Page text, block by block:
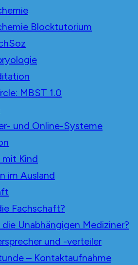
Blocktutorium
MBST 1.0
und Online-Systeme
Kind
im Ausland
Fachschaft?
die Unabhängigen Mediziner?
und -verteiler
– Kontaktaufnahme